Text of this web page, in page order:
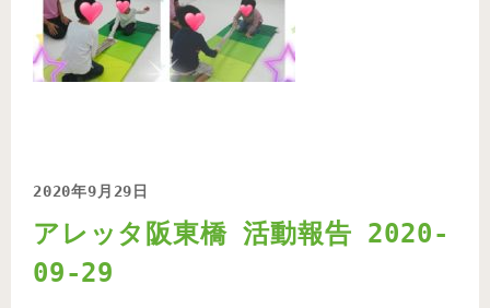
2020年9月29日
アレッタ阪東橋 活動報告 2020-
09-29